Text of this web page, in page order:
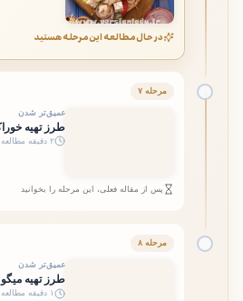
در حال مطالعه این مرحله هستید
مرحله ۷
عمیق‌تر شدن
طرز تهیه
۲ دقیقه مطالعه
پس از مقاله فعلی، این مرحله را بخوانید
مرحله ۸
عمیق‌تر شدن
طرز تهیه
۱ دقیقه مطالعه